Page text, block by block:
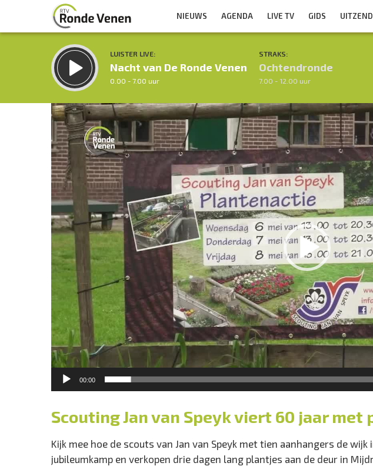
NIEUWS AGENDA LIVE TV GIDS
LUISTER LIVE:
Nacht van De Ronde Venen
0.00 - 7.00 uur
STRAKS:
Ochtendronde
7.00 - 12.00 uur
Inklappen
Videospeler
00:00
Scouting Jan van Speyk viert 60 jaar
Kijk mee hoe de scouts van Jan van Speyk met tien aanhangers de
jubileumkamp en verkopen drie dagen lang plantjes aan de deur in